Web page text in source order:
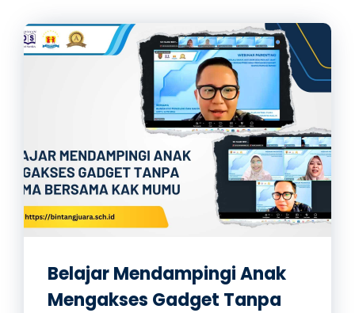
Belajar Mendampingi Anak
Mengakses Gadget Tanpa